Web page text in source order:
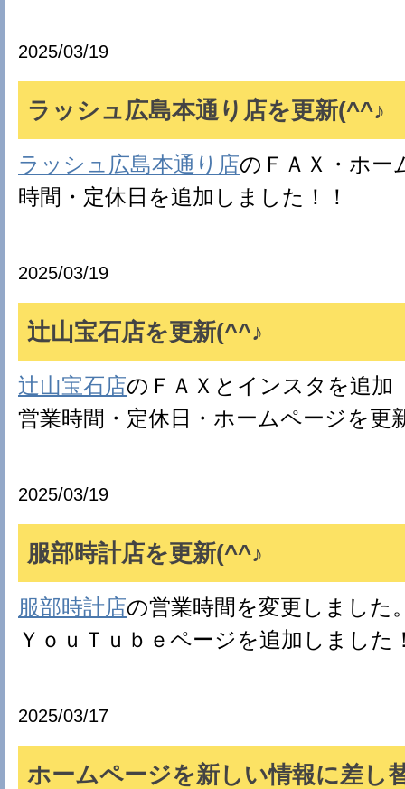
2025/03/19
ラッシュ広島本通り店を更新(^^♪
ラッシュ広島本通り店のＦＡＸ・ホー
時間・定休日を追加しました！！
2025/03/19
辻山宝石店を更新(^^♪
辻山宝石店のＦＡＸとインスタを追加
営業時間・定休日・ホームページを更
2025/03/19
服部時計店を更新(^^♪
服部時計店の営業時間を変更しました
ＹｏｕＴｕｂｅページを追加しました
2025/03/17
ホームページを新しい情報に差し